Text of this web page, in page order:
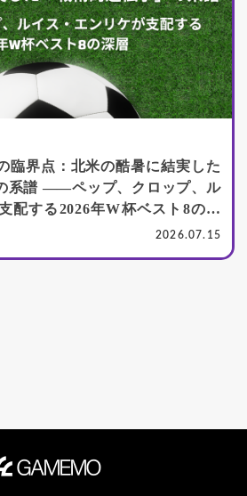
臨界点：北米の酷暑に結実した
系譜 ――ペップ、クロップ、ル
配する2026年W杯ベスト8の深
2026.07.15